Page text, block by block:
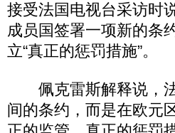
接受法国电视台采访时
成员国签署一项新的条
立“真正的惩罚措施”。
佩克雷斯解释说，法
间的条约，而是在欧元